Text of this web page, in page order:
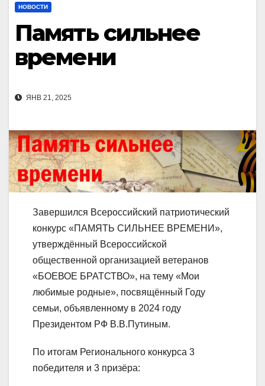
НОВОСТИ
Память сильнее
времени
ЯНВ 21, 2025
Завершился Всероссийский патриотический
конкурс «ПАМЯТЬ СИЛЬНЕЕ ВРЕМЕНИ»,
утверждённый Всероссийской
общественной организацией ветеранов
«БОЕВОЕ БРАТСТВО», на тему «Мои
любимые родные», посвящённый Году
семьи, объявленному в 2024 году
Президентом РФ В.В.Путиным.
По итогам Регионального конкурса 3
победителя и 3 призёра: